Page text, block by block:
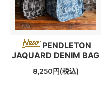
PENDLETON
JAQUARD DENIM BAG
8,250円(税込)